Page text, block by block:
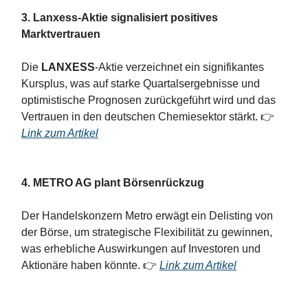
3. Lanxess-Aktie signalisiert positives
Marktvertrauen
Die LANXESS-Aktie verzeichnet ein signifikantes
Kursplus, was auf starke Quartalsergebnisse und
optimistische Prognosen zurückgeführt wird und das
Vertrauen in den deutschen Chemiesektor stärkt. 👉
Link zum Artikel
4. METRO AG plant Börsenrückzug
Der Handelskonzern Metro erwägt ein Delisting von
der Börse, um strategische Flexibilität zu gewinnen,
was erhebliche Auswirkungen auf Investoren und
Aktionäre haben könnte. 👉 Link zum Artikel